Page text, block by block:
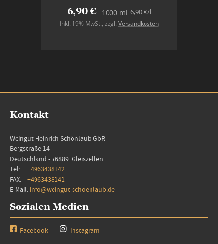
6,90 €
1000 ml
Inkl. 19% MwSt., zzgl. Versandkosten
6,90 €/l
Kontakt
Weingut Heinrich Schönlaub GbR
Bergstraße 14
Deutschland - 76889 Gleiszellen
Tel: +4963438142
FAX: +4963438141
E-Mail: info@weingut-schoenlaub.de
Sozialen Medien
Facebook Instagram